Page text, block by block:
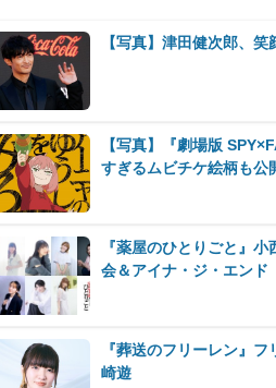
【写真】津田健次郎、
【写真】『劇場版
すぎるムビチケ絵柄も公
『薬屋のひとりごと』
会＆アイナ・ジ・エンド
『葬送のフリーレン』
崎遊